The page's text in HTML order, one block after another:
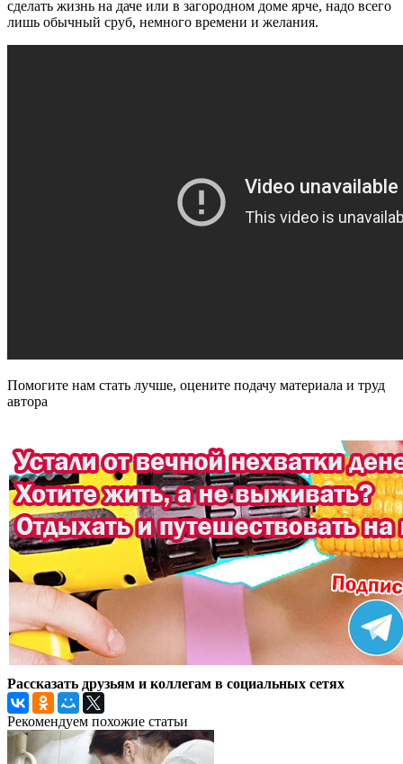
сделать жизнь на даче или в загородном доме ярче, надо всего
лишь обычный сруб, немного времени и желания.
Помогите нам стать лучше, оцените подачу материала и труд
автора
Рассказать друзьям и коллегам в социальных сетях
Рекомендуем похожие статьи